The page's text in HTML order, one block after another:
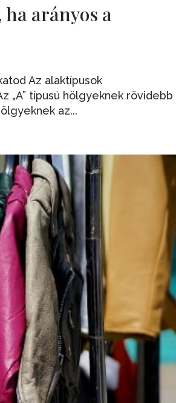
arányos a
Az alaktípusok
„A” típusú hölgyeknek rövidebb
az...